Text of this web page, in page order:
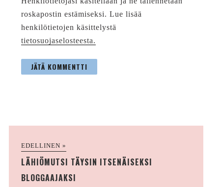
roskapostin estämiseksi. Lue lisää
henkilötietojen käsittelystä
tietosuojaselosteesta.
EDELLINEN »
LÄHIÖMUTSI TÄYSIN ITSENÄISEKSI
BLOGGAAJAKSI